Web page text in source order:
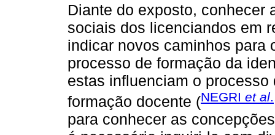
Diante do exposto, conhecer
sociais dos licenciandos em
indicar novos caminhos para
processo de formação da
estas influenciam o
formação docente (NEGRI et al
para conhecer as